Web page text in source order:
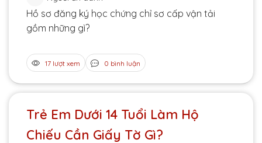
Hồ sơ đăng ký học chứng chỉ sơ cấp vận tải
gồm những gì?
17 lượt xem 0 bình luận
Trẻ Em Dưới 14 Tuổi Làm Hộ
Chiếu Cần Giấy Tờ Gì?